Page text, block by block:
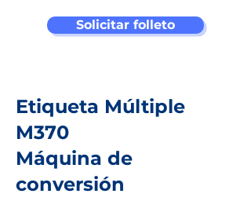
Solicitar folleto
Etiqueta Múltiple
M370
Máquina de
conversión